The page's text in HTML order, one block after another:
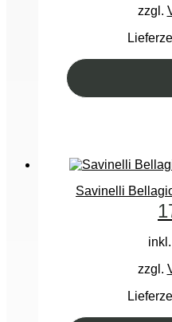
zzgl.
Savinelli
zzgl.